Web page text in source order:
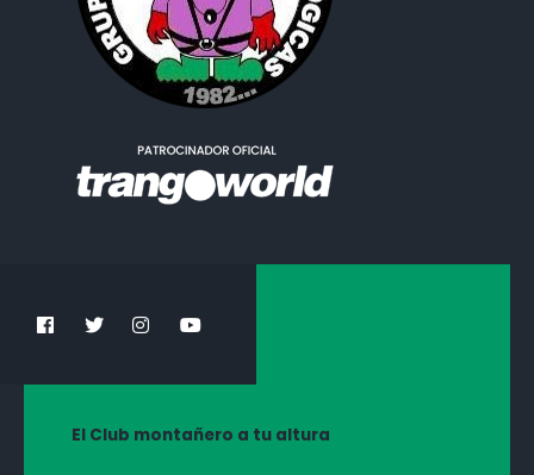
El Club montañero a tu altura